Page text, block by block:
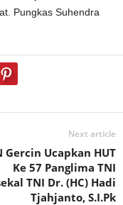
Pungkas Suhendra
Next article
Gercin Ucapkan HUT
Ke 57 Panglima TNI
TNI Dr. (HC) Hadi
Tjahjanto, S.I.Pk